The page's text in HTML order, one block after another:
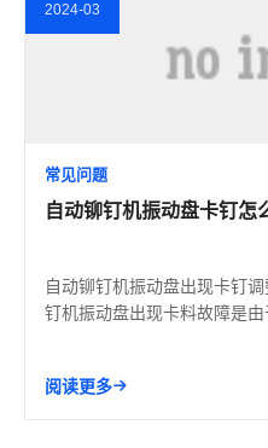
2024-03
常见问题
自动铆钉机振动盘卡钉怎
自动铆钉机振动盘出现卡钉
钉机振动盘出现卡料故障是由
阅读更多